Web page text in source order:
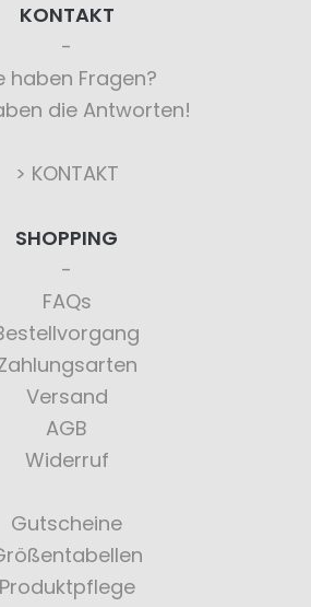
KONTAKT
haben Fragen?
die Antworten!
> KONTAKT
SHOPPING
FAQs
Versand
AGB
Widerruf
Gutscheine
Produktpflege